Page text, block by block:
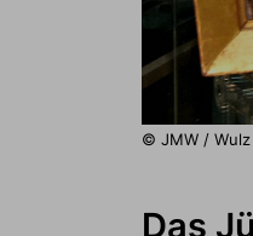
© JMW / Wulz
Das